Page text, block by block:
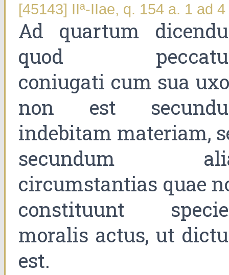
[45143] IIª-IIae, q. 154 a. 1 ad 4
Ad quartum
quod
coniugati cum sua
non est
indebitam materiam,
secundum
circumstantias quae
constituunt
moralis actus, ut
est.